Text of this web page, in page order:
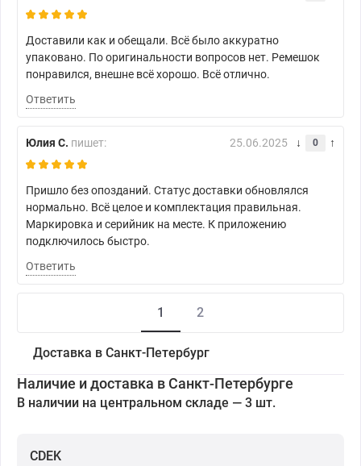
Доставили как и обещали. Всё было аккуратно
упаковано. По оригинальности вопросов нет. Ремешок
понравился, внешне всё хорошо. Всё отлично.
Ответить
Юлия С. пишет: 25.06.2025 0
Пришло без опозданий. Статус доставки обновлялся
нормально. Всё целое и комплектация правильная.
Маркировка и серийник на месте. К приложению
подключилось быстро.
Ответить
1 2
Доставка в Санкт-Петербург
Наличие и доставка в Санкт-Петербурге
В наличии на центральном складе — 3 шт.
CDEK